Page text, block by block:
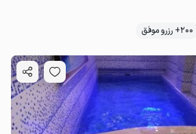
200+ رزرو موفق